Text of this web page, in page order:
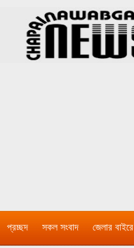
প্রচ্ছদ সকল সংবাদ জেলার বাইরে